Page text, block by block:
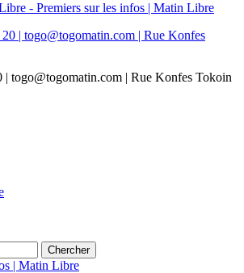
- Premiers sur les infos | Matin Libre
| togo@togomatin.com | Rue Konfes Tokoin